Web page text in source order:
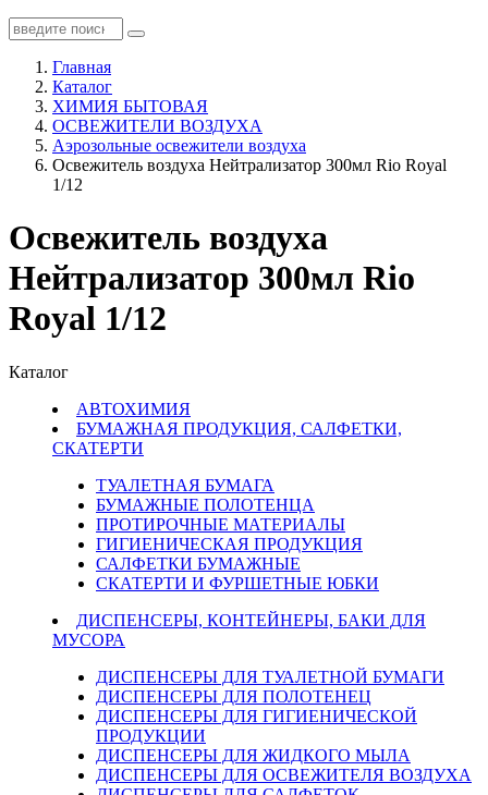
Главная
Каталог
ХИМИЯ БЫТОВАЯ
ОСВЕЖИТЕЛИ ВОЗДУХА
Аэрозольные освежители воздуха
Освежитель воздуха Нейтрализатор 300мл Rio Royal
1/12
Освежитель воздуха
Нейтрализатор 300мл Rio
Royal 1/12
Каталог
АВТОХИМИЯ
БУМАЖНАЯ ПРОДУКЦИЯ, САЛФЕТКИ,
СКАТЕРТИ
ТУАЛЕТНАЯ БУМАГА
БУМАЖНЫЕ ПОЛОТЕНЦА
ПРОТИРОЧНЫЕ МАТЕРИАЛЫ
ГИГИЕНИЧЕСКАЯ ПРОДУКЦИЯ
САЛФЕТКИ БУМАЖНЫЕ
СКАТЕРТИ И ФУРШЕТНЫЕ ЮБКИ
ДИСПЕНСЕРЫ, КОНТЕЙНЕРЫ, БАКИ ДЛЯ
МУСОРА
ДИСПЕНСЕРЫ ДЛЯ ТУАЛЕТНОЙ БУМАГИ
ДИСПЕНСЕРЫ ДЛЯ ПОЛОТЕНЕЦ
ДИСПЕНСЕРЫ ДЛЯ ГИГИЕНИЧЕСКОЙ
ПРОДУКЦИИ
ДИСПЕНСЕРЫ ДЛЯ ЖИДКОГО МЫЛА
ДИСПЕНСЕРЫ ДЛЯ ОСВЕЖИТЕЛЯ ВОЗДУХА